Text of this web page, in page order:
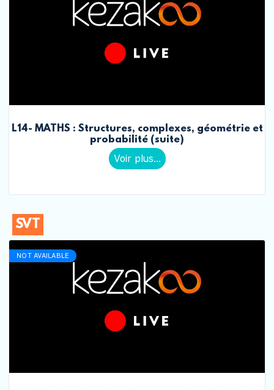
L14- MATHS : Structures, complexes, géométrie et
probabilité (suite)
Voir plus...
SVT
NOT AVAILABLE